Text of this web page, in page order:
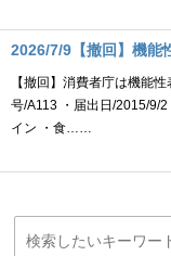
2026/7/9【撤回】機能
【撤回】消費者庁は機能
号/A113 ・届出日/2015/9/
イン ・食……